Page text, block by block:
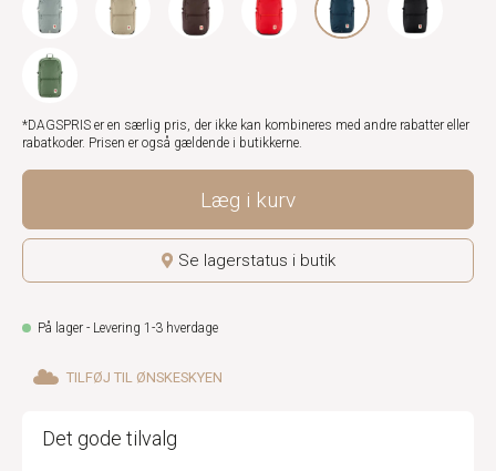
*DAGSPRIS er en særlig pris, der ikke kan kombineres med andre rabatter eller
rabatkoder. Prisen er også gældende i butikkerne.
Læg i kurv
Se lagerstatus i butik
På lager - Levering 1-3 hverdage
TILFØJ TIL ØNSKESKYEN
Det gode tilvalg